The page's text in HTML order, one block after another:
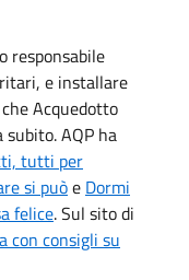
responsabile
e installare
Acquedotto
AQP ha
tutti per
si puòe Dormi
felice. Sul sito di
con consigli su